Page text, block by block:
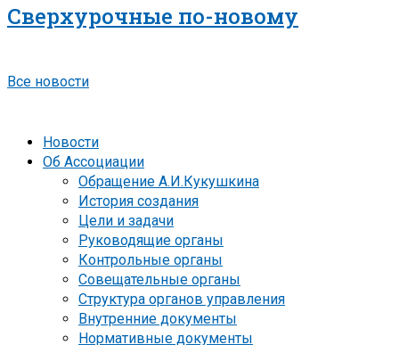
Сверхурочные по-новому
Все новости
Новости
Об Ассоциации
Обращение А.И.Кукушкина
История создания
Цели и задачи
Руководящие органы
Контрольные органы
Совещательные органы
Структура органов управления
Внутренние документы
Нормативные документы